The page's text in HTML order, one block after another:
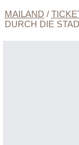
MAILAND /
DURCH DIE